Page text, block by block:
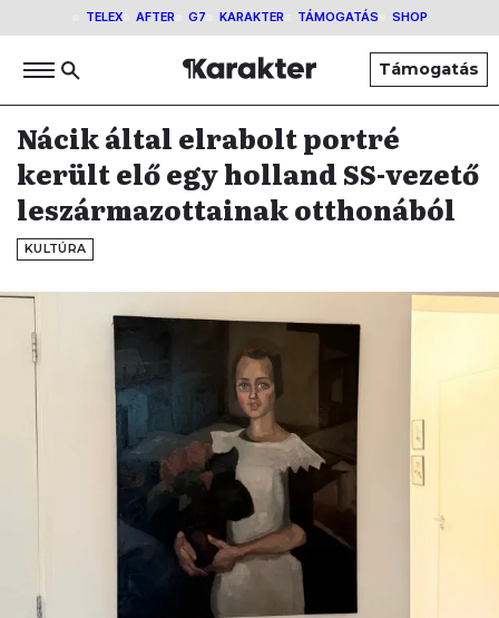
TELEX AFTER G7 KARAKTER TÁMOGATÁS SHOP
Támogatás
Nácik által elrabolt portré
került elő egy holland SS-vezető
leszármazottainak otthonából
KULTÚRA